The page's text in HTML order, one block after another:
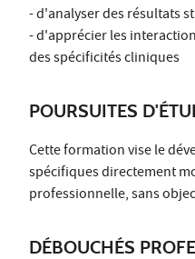
- d'analyser des résultats
- d'apprécier les
des spécificités cliniques
POURSUITES
Cette formation vise le
spécifiques directement
professionnelle, sans
DÉBOUCHÉS